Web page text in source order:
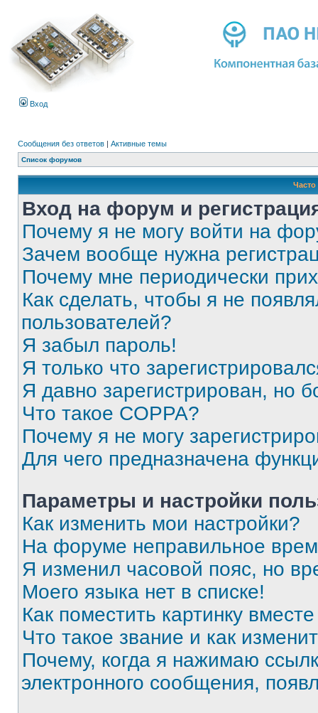
Вход
Сообщения без ответов | Активные темы
Список форумов
Вход на форум и
Почему я не могу войти на
Зачем вообще нужна
Почему мне периодически
Как сделать, чтобы я не
пользователей?
Я забыл пароль!
Я только что
Я давно зарегистрирован, но
Что такое COPPA?
Почему я не могу
Для чего предназначена
Параметры и настройки
Как изменить мои настройки?
На форуме неправильное
Я изменил часовой пояс, но
Моего языка нет в списке!
Как поместить картинку
Что такое звание и как
Почему, когда я нажимаю
электронного сообщения,